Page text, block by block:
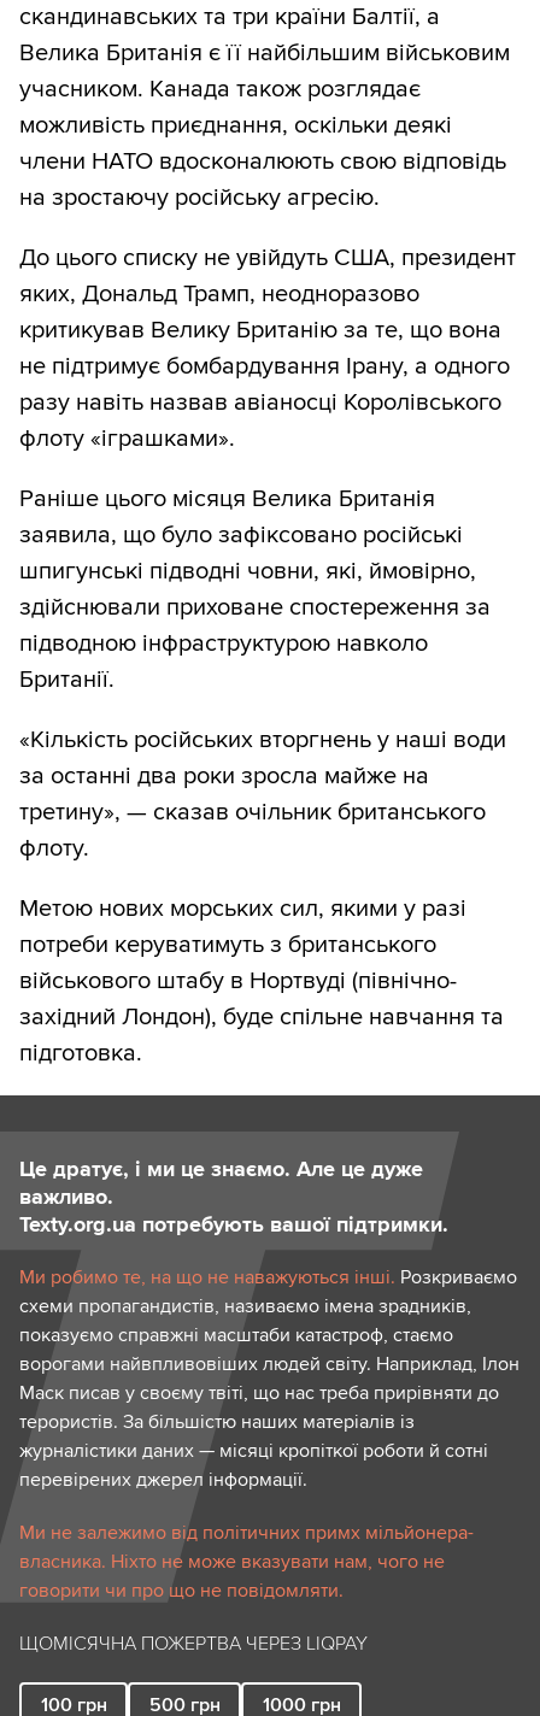
скандинавських та три країни Балтії, а
Велика Британія є її найбільшим військовим
учасником. Канада також розглядає
можливість приєднання, оскільки деякі
члени НАТО вдосконалюють свою відповідь
на зростаючу російську агресію.
До цього списку не увійдуть США, президент
яких, Дональд Трамп, неодноразово
критикував Велику Британію за те, що вона
не підтримує бомбардування Ірану, а одного
разу навіть назвав авіаносці Королівського
флоту «іграшками».
Раніше цього місяця Велика Британія
заявила, що було зафіксовано російські
шпигунські підводні човни, які, ймовірно,
здійснювали приховане спостереження за
підводною інфраструктурою навколо
Британії.
«Кількість російських вторгнень у наші води
за останні два роки зросла майже на
третину», — сказав очільник британського
флоту.
Метою нових морських сил, якими у разі
потреби керуватимуть з британського
військового штабу в Нортвуді (північно-
західний Лондон), буде спільне навчання та
підготовка.
Це дратує, і ми це знаємо. Але це дуже
важливо.
Texty.org.ua потребують вашої підтримки.
Ми робимо те, на що не наважуються інші. Розкриваємо
схеми пропагандистів, називаємо імена зрадників,
показуємо справжні масштаби катастроф, стаємо
ворогами найвпливовіших людей світу. Наприклад, Ілон
Маск писав у своєму твіті, що нас треба прирівняти до
терористів. За більшістю наших матеріалів із
журналістики даних — місяці кропіткої роботи й сотні
перевірених джерел інформації.
Ми не залежимо від політичних примх мільйонера-
власника. Ніхто не може вказувати нам, чого не
говорити чи про що не повідомляти.
ЩОМІСЯЧНА ПОЖЕРТВА ЧЕРЕЗ LIQPAY
100 грн 500 грн 1000 грн